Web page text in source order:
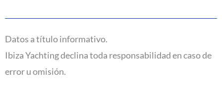
Datos a título informativo.
Ibiza Yachting declina toda responsabilidad en caso de
error u omisión.